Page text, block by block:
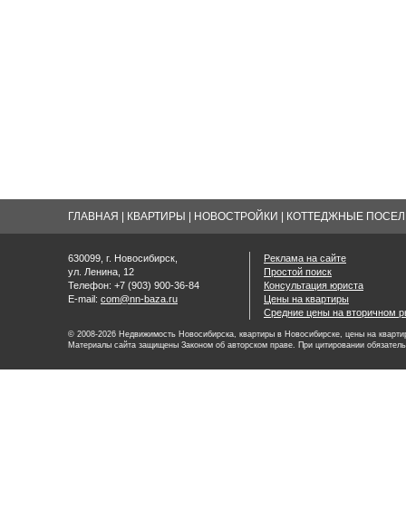
ГЛАВНАЯ КВАРТИРЫ НОВОСТРОЙКИ КОТТЕДЖНЫЕ
630099, г. Новосибирск,
ул. Ленина, 12
Телефон: +7 (903) 900-36-84
E-mail: com@nn-baza.ru
Реклама на сайте
Простой поиск
Консультация юриста
Цены на квартиры
Средние цены на вторичном
© 2008-2026 Недвижимость Новосибирска, квартиры в Новосибирске, цены на
Материалы сайта защищены Законом об авторском праве. При цитировании